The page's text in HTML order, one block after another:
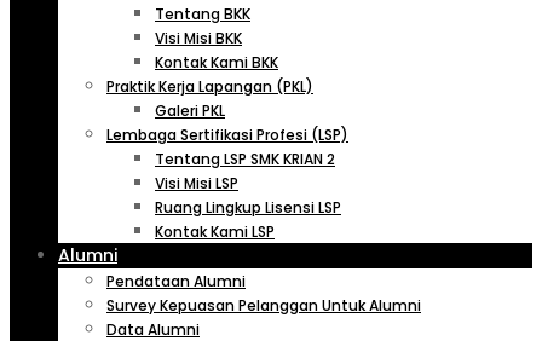
Tentang BKK
Visi Misi BKK
Kontak Kami BKK
Praktik Kerja Lapangan (PKL)
Galeri PKL
Lembaga Sertifikasi Profesi (LSP)
Tentang LSP SMK KRIAN 2
Visi Misi LSP
Ruang Lingkup Lisensi LSP
Kontak Kami LSP
Alumni
Pendataan Alumni
Survey Kepuasan Pelanggan Untuk Alumni
Data Alumni